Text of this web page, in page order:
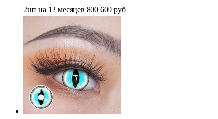
2шт на 12 месяцев 800 600 руб
Купить